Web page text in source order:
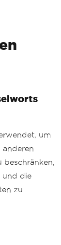
um
anderen
beschränken,
und die
zu